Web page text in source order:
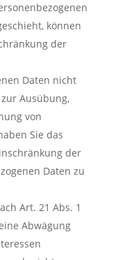
können
der
Daten nicht
Ausübung,
von
Sie das
der
Daten zu
Art. 21 Abs. 1
Abwägung